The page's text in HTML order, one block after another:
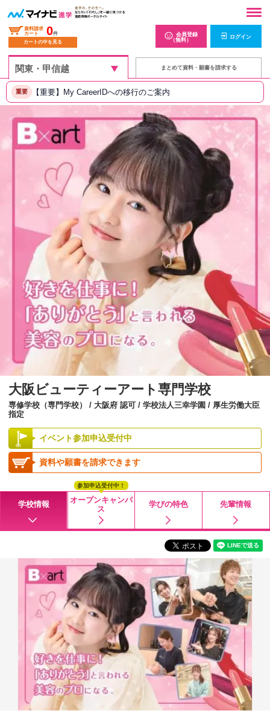
資料請求
カート
0件
カートの中を見る
会員登録
（無料）
ログイン
まとめて資料・願書を請求する
重要 【重要】My CareerIDへの移行のご案内
大阪ビューティーアート専門学校
専修学校（専門学校） / 大阪府 認可 / 学校法人三幸学園 / 厚生労働大臣
指定
イベント参加申込受付中
資料や願書を請求できます
学校情報
オープンキャンパ
ス
参加申込受付中！
学びの特色 先輩情報